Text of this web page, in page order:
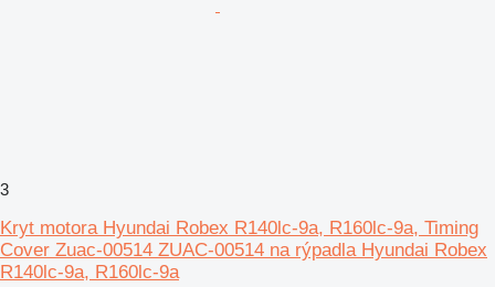
3
Kryt motora Hyundai Robex R140lc-9a, R160lc-9a, Timing
Cover Zuac-00514 ZUAC-00514 na rýpadla Hyundai Robex
R140lc-9a, R160lc-9a